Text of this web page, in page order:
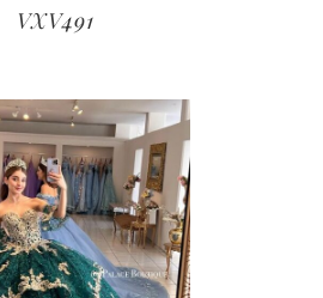
VXV491